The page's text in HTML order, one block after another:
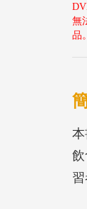
無
品。